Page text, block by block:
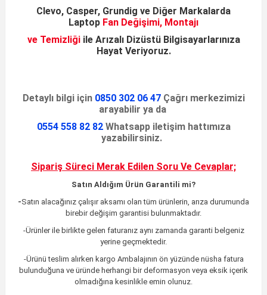
Clevo, Casper, Grundig ve Diğer Markalarda
Laptop Fan Değişimi, Montajı
ve Temizliği ile Arızalı Dizüstü Bilgisayarlarınıza
Hayat Veriyoruz.
Detaylı bilgi için 0850 302 06 47Çağrı merkezimizi
arayabilir ya da
0554 558 82 82Whatsapp iletişim hattımıza
yazabilirsiniz.
Sipariş Süreci Merak Edilen Soru Ve Cevaplar;
Satın Aldığım Ürün Garantili mi?
-Satın alacağınız çalışır aksamı olan tüm ürünlerin, arıza durumunda
birebir değişim garantisi bulunmaktadır.
-Ürünler ile birlikte gelen faturanız aynı zamanda garanti belgeniz
yerine geçmektedir.
-Ürünü teslim alırken kargo Ambalajının ön yüzünde nüsha fatura
bulunduğuna ve üründe herhangi bir deformasyon veya eksik içerik
olmadığına kesinlikle emin olunuz.